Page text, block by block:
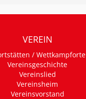
VEREIN
/ Wettkampforte
Vereinsgeschichte
Vereinslied
Vereinsheim
Vereinsvorstand